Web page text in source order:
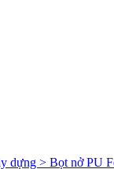
dựng > Bọt nở PU